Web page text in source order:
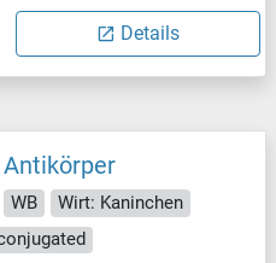
Details
WB
Wirt: Kaninchen